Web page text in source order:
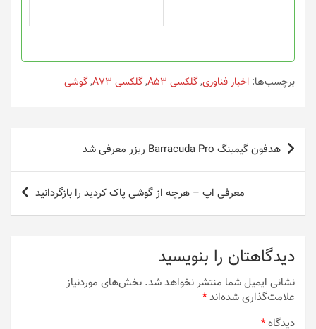
برچسب‌ها: اخبار فناوری,گلکسی A53 ,گلکسی A73 ,گوشی
راهبری
نوشته
هدفون گیمینگ Barracuda Pro ریزر معرفی شد
معرفی اپ – هرچه از گوشی پاک کردید را بازگردانید
دیدگاهتان را بنویسید
نشانی ایمیل شما منتشر نخواهد شد. بخش‌های موردنیاز
علامت‌گذاری شده‌اند*
دیدگاه*